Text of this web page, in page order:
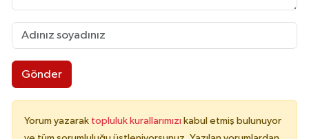
Gönder
Yorum yazarak topluluk kurallarımızı kabul etmiş bulunuyor